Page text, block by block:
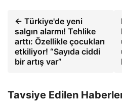
← Türkiye'de yeni
salgın alarmı! Tehlike
arttı: Özellikle çocukları
etkiliyor! “Sayıda ciddi
bir artış var”
Tavsiye Edilen